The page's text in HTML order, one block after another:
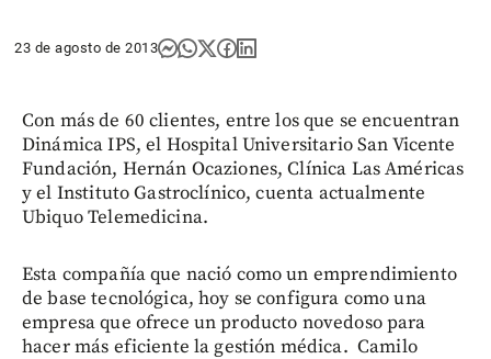
23 de agosto de 2013
Con más de 60 clientes, entre los que se encuentran
Dinámica IPS, el Hospital Universitario San Vicente
Fundación, Hernán Ocaziones, Clínica Las Américas
y el Instituto Gastroclínico, cuenta actualmente
Ubiquo Telemedicina.
Esta compañía que nació como un emprendimiento
de base tecnológica, hoy se configura como una
empresa que ofrece un producto novedoso para
hacer más eficiente la gestión médica. Camilo